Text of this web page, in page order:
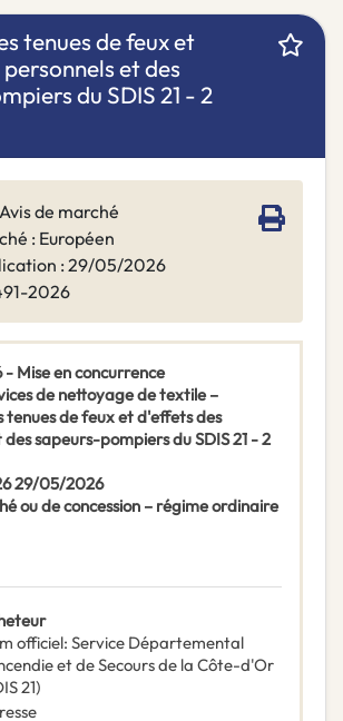
tenues de feux et
et des
du SDIS 21 - 2
de marché
: Européen
: 29/05/2026
2026
Mise en concurrence
de nettoyage de textile –
tenues de feux et d'effets des
des sapeurs-pompiers du SDIS 21 - 2
29/05/2026
ou de concession – régime ordinaire
officiel: Service Départemental
et de Secours de la Côte-d'Or
21)